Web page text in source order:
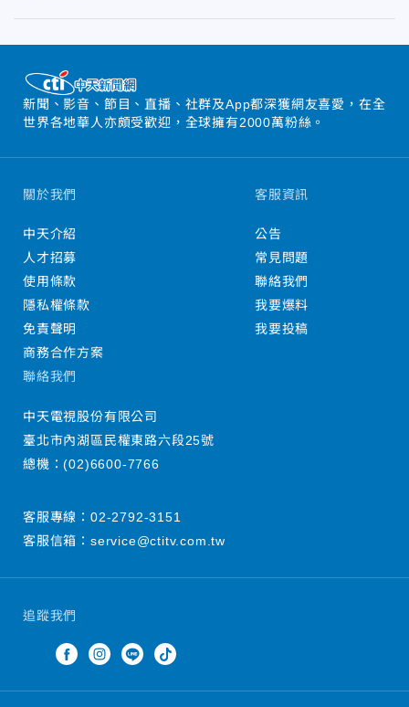
新聞、影音、節目、直播、社群及App都深獲網友喜愛，在全
世界各地華人亦頗受歡迎，全球擁有2000萬粉絲。
追蹤我們
關於我們
中天介紹
人才招募
使用條款
隱私權條款
免責聲明
商務合作方案
客服資訊
公告
常見問題
聯絡我們
我要爆料
我要投稿
聯絡我們
中天電視股份有限公司
臺北市內湖區民權東路六段25號
總機：(02)6600-7766
客服專線： 02-2792-3151
客服信箱： service@ctitv.com.tw